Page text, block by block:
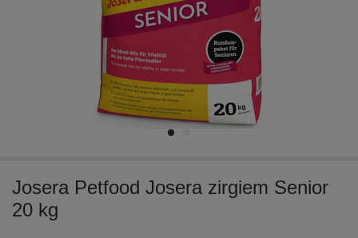
Josera Petfood Josera zirgiem Senior
20 kg